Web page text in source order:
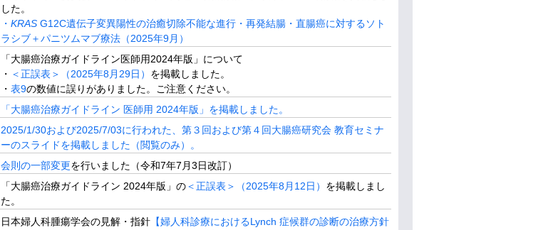
した。
・ KRAS G12C遺伝子変異陽性の治癒切除不能な進行・再発結腸・直腸癌に対するソト
ラシブ＋パニツムマブ療法（2025年9月）
「大腸癌治療ガイドライン医師用2024年版」について
・ ＜正誤表＞（2025年8月29日） を掲載しました。
・ 表9の数値に誤りがありました。ご注意ください。
「大腸癌治療ガイドライン 医師用 2024年版」を掲載しました。
2025/1/30および2025/7/03に行われた、第３回および第４回大腸癌研究会 教育セミナ
ーのスライドを掲載しました（閲覧のみ）。
会則の一部変更を行いました（令和7年7月3日改訂）
「大腸癌治療ガイドライン 2024年版」の＜正誤表＞（2025年8月12日） を掲載しまし
た。
日本婦人科腫瘍学会の見解・指針 【婦人科診療におけるLynch 症候群の診断の治療方針